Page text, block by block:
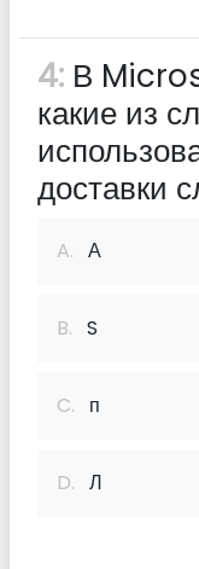
4: В
какие из
доставки
A. А
B. S
C. п
D. Л